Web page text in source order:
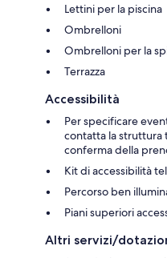
Lettini per la piscina
Ombrelloni
Ombrelloni per la
Terrazza
Accessibilità
Per specificare
contatta la struttura
conferma della
Kit di accessibilità
Percorso ben
Piani superiori
Altri servizi/